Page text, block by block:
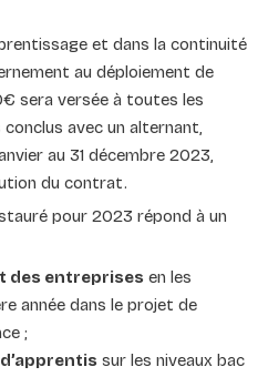
et dans la continuité
au déploiement de
sera versée à toutes les
avec un alternant,
au 31 décembre 2023,
du contrat.
pour 2023 répond à un
des entreprises en les
année dans le projet de
;
sur les niveaux bac